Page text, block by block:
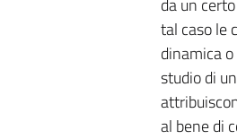
da un
tal caso le
dinamica
studio di
al bene di